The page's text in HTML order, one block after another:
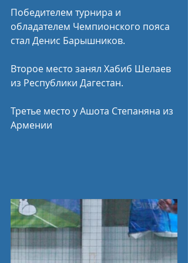
Победителем турнира и
обладателем Чемпионского пояса
стал Денис Барышников.
Второе место занял Хабиб Шелаев
из Республики Дагестан.
Третье место у Ашота Степаняна из
Армении